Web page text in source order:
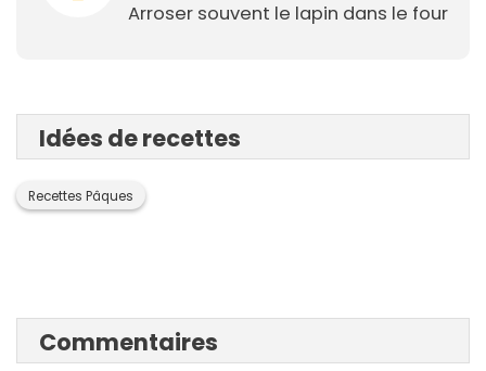
Arroser souvent le lapin dans le four
Idées de recettes
Recettes Pâques
Commentaires